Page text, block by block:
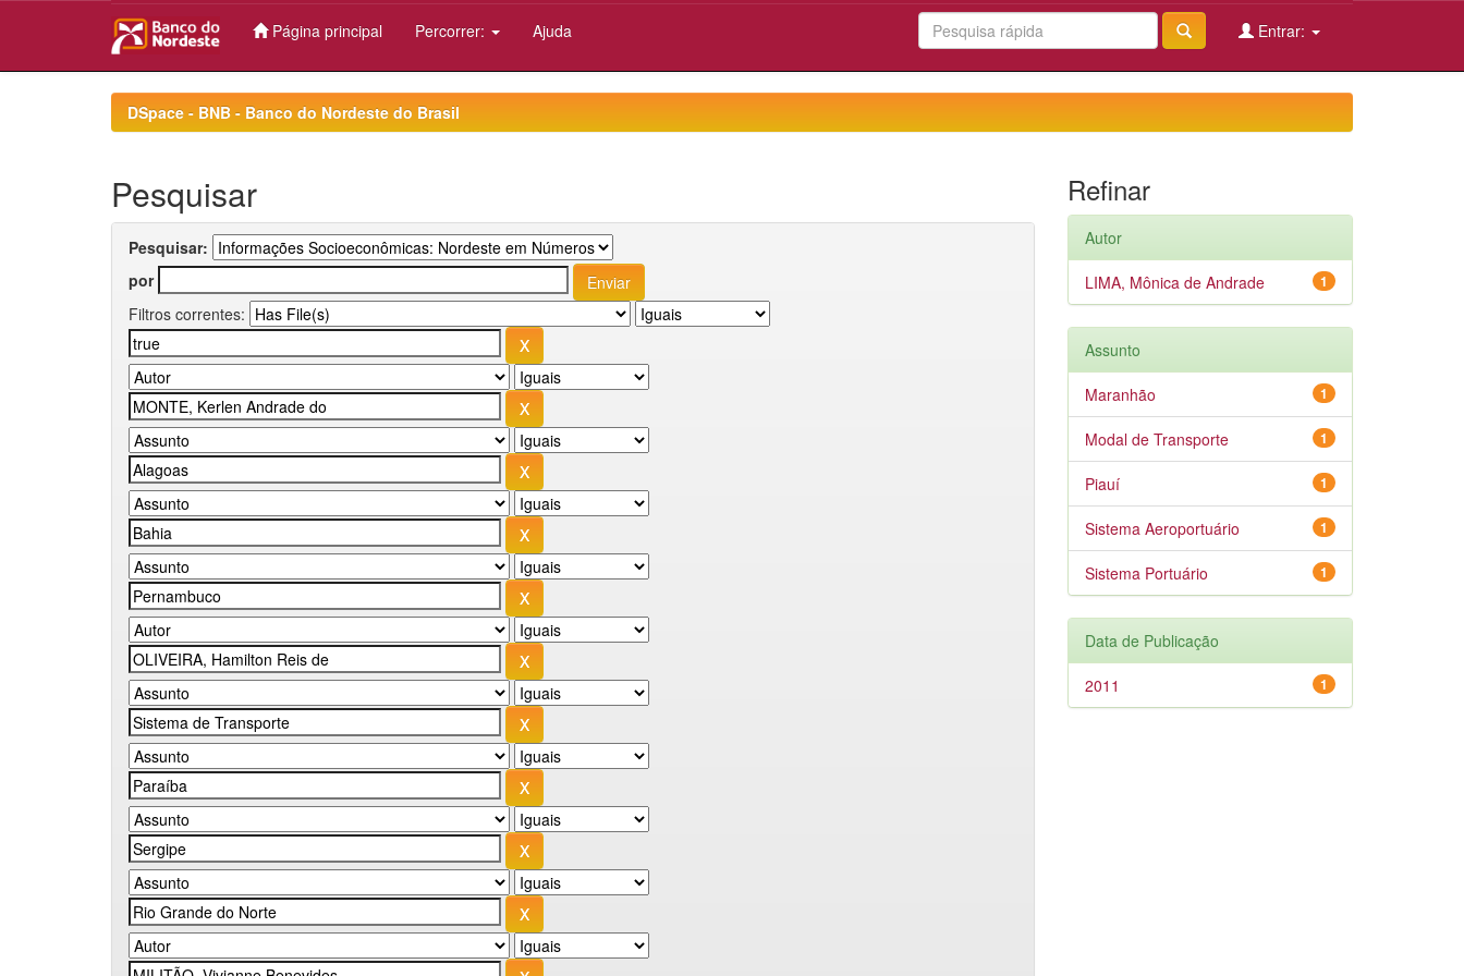
Página principal Percorrer: Ajuda Entrar:
DSpace - BNB - Banco do Nordeste do Brasil
Pesquisar
Pesquisar:
por
Filtros correntes:
Refinar
Autor
1
LIMA, Mônica de Andrade
Assunto
1
Maranhão
1
Modal de Transporte
1
Piauí
1
Sistema Aeroportuário
1
Sistema Portuário
Data de Publicação
1
2011